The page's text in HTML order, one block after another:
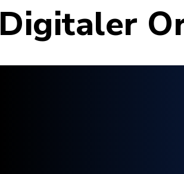
Digitaler